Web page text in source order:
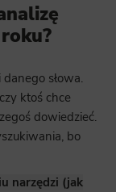
słowa.
ktoś chce
dowiedzieć.
bo
narzędzi (jak